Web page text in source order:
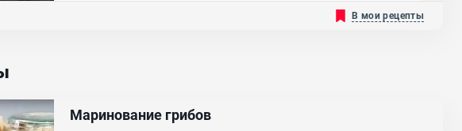
В мои рецепты
Маринование грибов